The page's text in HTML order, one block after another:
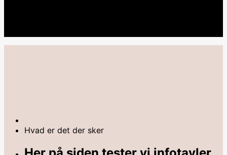
Hvad er det der sker